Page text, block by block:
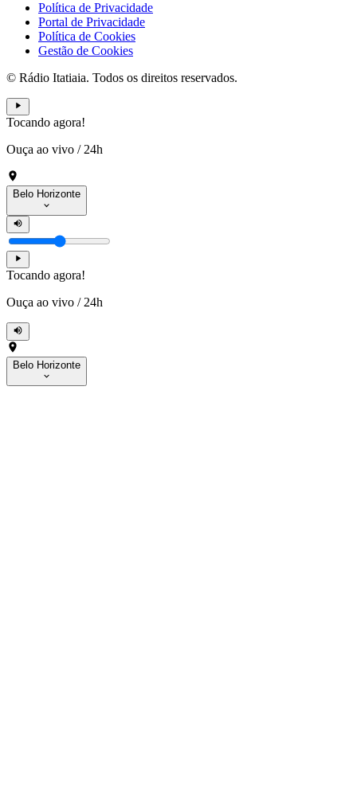
Política de Privacidade
Portal de Privacidade
Política de Cookies
Gestão de Cookies
© Rádio Itatiaia. Todos os direitos reservados.
Tocando agora!
Ouça ao vivo / 24h
Belo Horizonte
Tocando agora!
Ouça ao vivo / 24h
Belo Horizonte